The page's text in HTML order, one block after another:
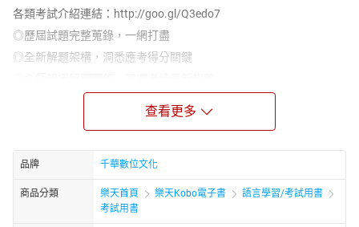
各類考試介紹連結：http://goo.gl/Q3edo7
◎歷屆試題完整蒐錄，一網打盡
◎全新解題架構，洞悉應考得分關鍵
世界文化史(含概要)為高、普、特考等，文化行政相關考試必考科
目，且為錄取與否的關鍵科目。在準備上應注意理論與實務政策上
的配合，唯有真正的融會貫通才能在答題上遊刃有餘。
本書收錄97~107年國家考試文化行政類科世界文化史(含概要)試
1.聯結歷史與現實社會‧統合活用觀念
本書寫作的特色著重於文化史與今日社會的聯結，同時針對事件以
查看更多
品牌 千華數位文化
商品分類 樂天首頁 樂天Kobo電子書
語言學習/考試用書
考試用書